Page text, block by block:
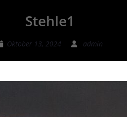
Stehle1
Oktober 13, 2024 admin